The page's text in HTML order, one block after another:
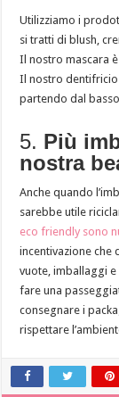
Utilizziamo i
si tratti di blush,
Il nostro mascara è
Il nostro dentifricio
partendo dal
5. Più
nostra
Anche quando
sarebbe utile
eco friendly sono
incentivazione che
vuote, imballaggi e
fare una
consegnare i
rispettare